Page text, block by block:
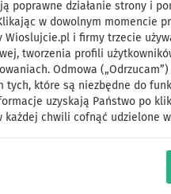
poprawne działanie strony i
w dowolnym momencie
Wioslujcie.pl i firmy trzecie
tworzenia profili
Odmowa
tych, które są niezbędne do
uzyskają Państwo po
każdej chwili cofnąć udzielone